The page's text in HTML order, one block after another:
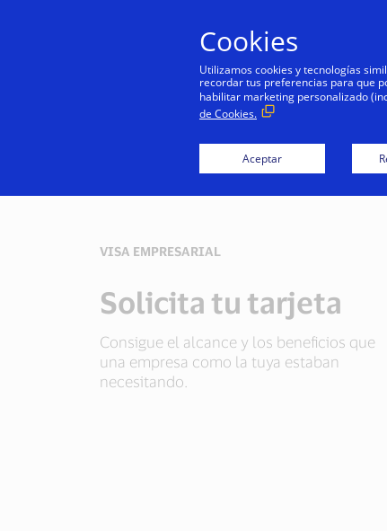
VISA EMPRESARIAL
Solicita tu tarjeta
Consigue el alcance y los beneficios que
una empresa como la tuya estaban
necesitando.
Cookies
Utilizamos cookies y tecnologías
recordar tus preferencias para que
habilitar marketing personalizado
de Cookies.
Aceptar